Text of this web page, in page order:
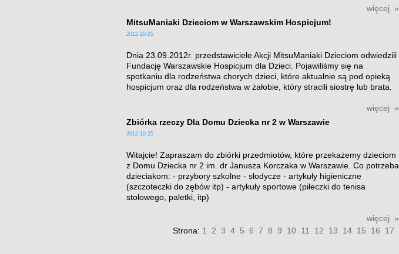
więcej »
MitsuManiaki Dzieciom w Warszawskim Hospicjum!
2012-10-25
Dnia 23.09.2012r. przedstawiciele Akcji MitsuManiaki Dzieciom odwiedzili
Fundację Warszawskie Hospicjum dla Dzieci. Pojawiliśmy się na
spotkaniu dla rodzeństwa chorych dzieci, które aktualnie są pod opieką
hospicjum oraz dla rodzeństwa w żałobie, który stracili siostrę lub brata.
więcej »
Zbiórka rzeczy Dla Domu Dziecka nr 2 w Warszawie
2012-10-25
Witajcie! Zapraszam do zbiórki przedmiotów, które przekażemy dzieciom
z Domu Dziecka nr 2 im. dr Janusza Korczaka w Warszawie. Co potrzeba
dzieciakom: - przybory szkolne - słodycze - artykuły higieniczne
(szczoteczki do zębów itp) - artykuły sportowe (piłeczki do tenisa
stołowego, paletki, itp)
więcej »
Strona: 1 2 3 4 5 6 7 8 9 10 11 12 13 14 15 16 17